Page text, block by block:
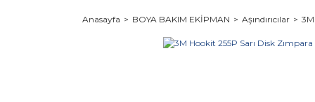
Anasayfa BOYA BAKIM EKİPMAN Aşındırıcılar